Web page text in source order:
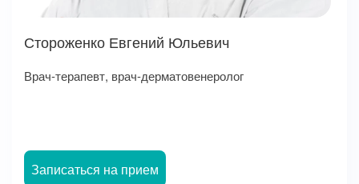
Стороженко Евгений Юльевич
Врач-терапевт, врач-дерматовенеролог
Записаться на прием